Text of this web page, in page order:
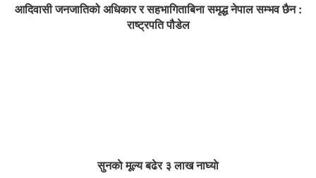
आदिवासी जनजातिको अधिकार र सहभागिताबिना समृद्ध नेपाल सम्भव छैन :
राष्ट्रपति पौडेल
सुनकाे मूल्य बढेर ३ लाख नाघ्याे